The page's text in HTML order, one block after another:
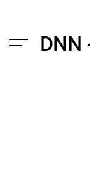
Menu